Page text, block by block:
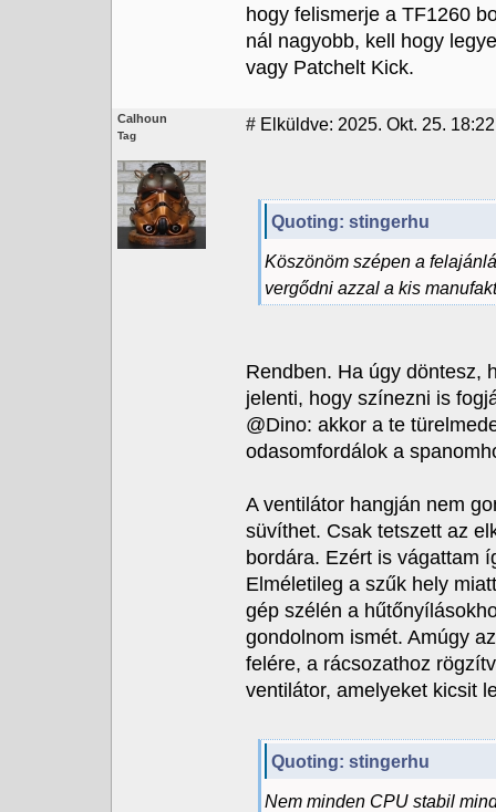
hogy felismerje a TF1260
nál nagyobb, kell hogy
vagy Patchelt Kick.
Calhoun
Tag
# Elküldve: 2025. Okt. 25. 18:22
Quoting: stingerhu
Köszönöm szépen a
vergődni azzal a kis
Rendben. Ha úgy döntesz,
jelenti, hogy színezni is
@Dino: akkor a te
odasomfordálok a
A ventilátor hangján nem
süvíthet. Csak tetszett az
bordára. Ezért is vágattam
Elméletileg a szűk hely
gép szélén a
gondolnom ismét. Amúgy
felére, a rácsozathoz
ventilátor, amelyeket kicsit
Quoting: stingerhu
Nem minden CPU stabil